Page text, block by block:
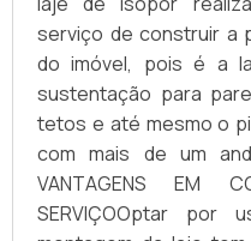
serviço de construir a
do imóvel, pois é a
sustentação para
tetos e até mesmo o
com mais de um
VANTAGENS EM
SERVIÇOOptar